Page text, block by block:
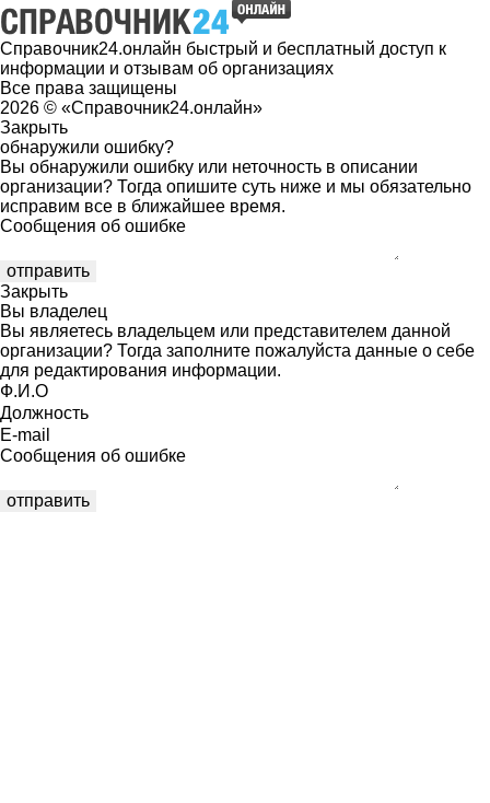
Справочник24.онлайн быстрый и бесплатный доступ к
информации и отзывам об организациях
Все права защищены
2026 © «Справочник24.онлайн»
Закрыть
обнаружили ошибку?
Вы обнаружили ошибку или неточность в описании
организации? Тогда опишите суть ниже и мы обязательно
исправим все в ближайшее время.
Сообщения об ошибке
Закрыть
Вы владелец
Вы являетесь владельцем или представителем данной
организации? Тогда заполните пожалуйста данные о себе
для редактирования информации.
Ф.И.О
Должность
E-mail
Сообщения об ошибке